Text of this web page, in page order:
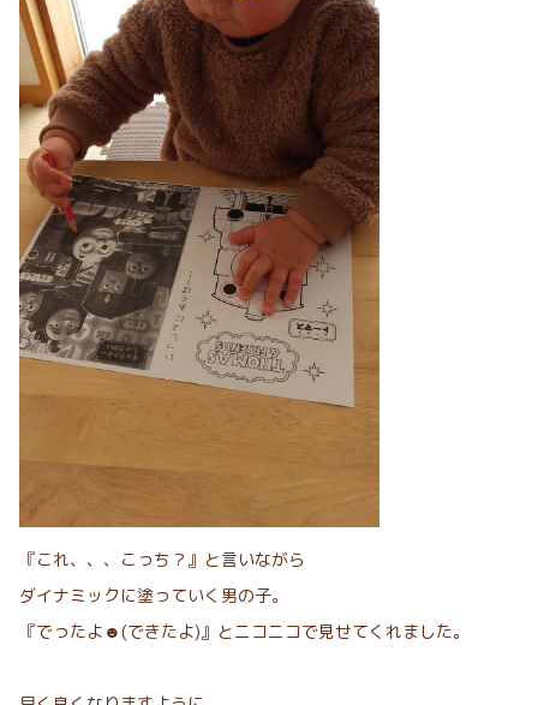
『これ、、、こっち？』と言いながら
ダイナミックに塗っていく男の子。
『でったよ☻(できたよ)』とニコニコで見せてくれました。